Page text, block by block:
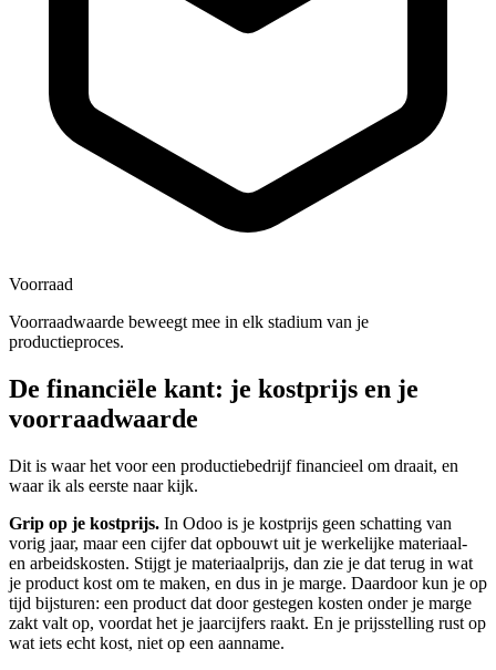
Voorraad
Voorraadwaarde beweegt mee in elk stadium van je
productieproces.
De financiële kant: je kostprijs en je
voorraadwaarde
Dit is waar het voor een productiebedrijf financieel om draait, en
waar ik als eerste naar kijk.
Grip op je kostprijs. In Odoo is je kostprijs geen schatting van
vorig jaar, maar een cijfer dat opbouwt uit je werkelijke materiaal-
en arbeidskosten. Stijgt je materiaalprijs, dan zie je dat terug in wat
je product kost om te maken, en dus in je marge. Daardoor kun je op
tijd bijsturen: een product dat door gestegen kosten onder je marge
zakt valt op, voordat het je jaarcijfers raakt. En je prijsstelling rust op
wat iets echt kost, niet op een aanname.